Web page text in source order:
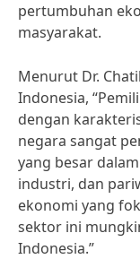
pertumbuhan
masyarakat.
Menurut Dr.
Indonesia,
dengan
negara sangat
yang besar
industri, dan
ekonomi yang
sektor ini
Indonesia.”